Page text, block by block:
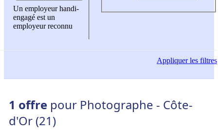
Un employeur handi-
engagé est un
employeur reconnu
Appliquerles filtres
1 offre pour Photographe - Côte-
d'Or (21)